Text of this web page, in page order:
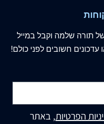
תורה שלמה וקבל במייל
חשובים לפני כולם!
הפרטיות, באתר